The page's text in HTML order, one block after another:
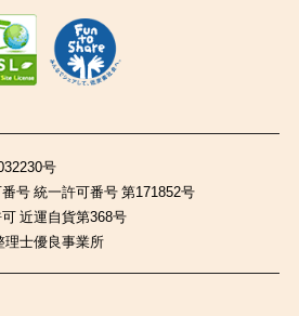
号
号 統一許可番号 第171852号
近運自貨第368号
理士優良事業所